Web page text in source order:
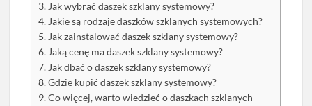
Jak wybrać daszek szklany systemowy?
Jakie są rodzaje daszków szklanych systemowych?
Jak zainstalować daszek szklany systemowy?
Jaką cenę ma daszek szklany systemowy?
Jak dbać o daszek szklany systemowy?
Gdzie kupić daszek szklany systemowy?
Co więcej, warto wiedzieć o daszkach szklanych